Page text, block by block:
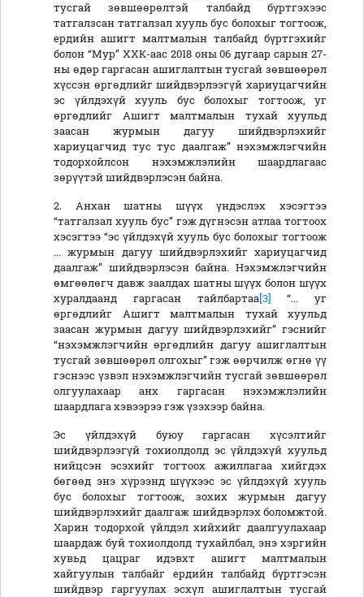
тусгай зөвшөөрөлтэй талбайд бүртгэхээс
татгалзсан татгалзал хууль бус болохыг тогтоож,
ердийн ашигт малтмалын талбайд бүртгэхийг
болон “Мур” ХХК-аас 2018 оны 06 дугаар сарын 27-
ны өдөр гаргасан ашиглалтын тусгай зөвшөөрөл
хүссэн өргөдлийг шийдвэрлээгүй хариуцагчийн
эс үйлдэхүй хууль бус болохыг тогтоож, уг
өргөдлийг Ашигт малтмалын тухай хуульд
заасан журмын дагуу шийдвэрлэхийг
хариуцагчид тус тус даалгаж” нэхэмжлэгчийн
тодорхойлсон нэхэмжлэлийн шаардлагаас
зөрүүтэй шийдвэрлэсэн байна.
2. Анхан шатны шүүх үндэслэх хэсэгтээ
“татгалзал хууль бус” гэж дүгнэсэн атлаа тогтоох
хэсэгтээ “эс үйлдэхүй хууль бус болохыг тогтоож
... журмын дагуу шийдвэрлэхийг хариуцагчид
даалгаж” шийдвэрлэсэн байна. Нэхэмжлэгчийн
өмгөөлөгч давж заалдах шатны шүүх болон шүүх
хуралдаанд гаргасан тайлбартаа[3] “... уг
өргөдлийг Ашигт малтмалын тухай хуульд
заасан журмын дагуу шийдвэрлэхийг” гэснийг
“нэхэмжлэгчийн өргөдлийн дагуу ашиглалтын
тусгай зөвшөөрөл олгохыг” гэж өөрчилж өгнө үү
гэснээс үзвэл нэхэмжлэгчийн тусгай зөвшөөрөл
олгуулахаар анх гаргасан нэхэмжлэлийн
шаардлага хэвээрээ гэж үзэхээр байна.
Эс үйлдэхүй буюу гаргасан хүсэлтийг
шийдвэрлээгүй тохиолдолд эс үйлдэхүй хуульд
нийцсэн эсэхийг тогтоох ажиллагаа хийгдэх
бөгөөд энэ хүрээнд шүүхээс эс үйлдэхүй хууль
бус болохыг тогтоож, зохих журмын дагуу
шийдвэрлэхийг даалгаж шийдвэрлэх боломжтой.
Харин тодорхой үйлдэл хийхийг даалгуулахаар
шаардаж буй тохиолдолд тухайлбал, энэ хэргийн
хувьд цацраг идэвхт ашигт малтмалын
хайгуулын талбайг ердийн талбайд бүртгэсэн
шийдвэр гаргуулах эсхүл ашиглалтын тусгай